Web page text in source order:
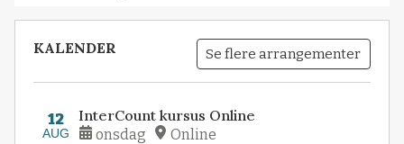
KALENDER Se flere arrangementer
12
AUG
InterCount kursus Online
onsdag Online